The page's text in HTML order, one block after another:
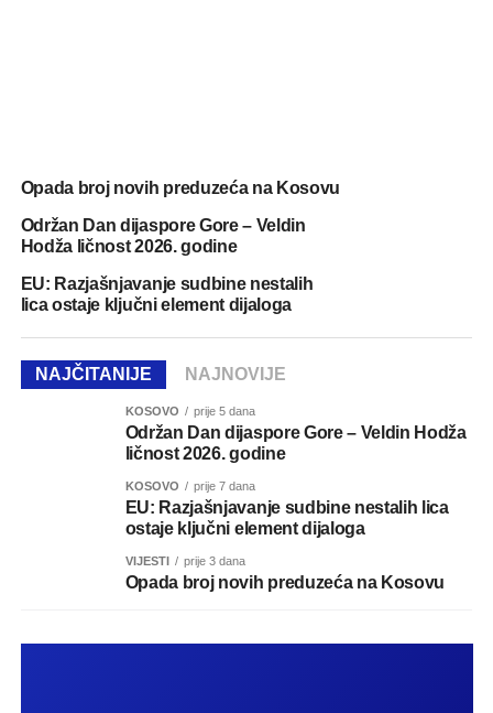
Opada broj novih preduzeća na Kosovu
Održan Dan dijaspore Gore – Veldin
Hodža ličnost 2026. godine
EU: Razjašnjavanje sudbine nestalih
lica ostaje ključni element dijaloga
NAJČITANIJE NAJNOVIJE
KOSOVO prije 5 dana
Održan Dan dijaspore Gore – Veldin Hodža
ličnost 2026. godine
KOSOVO prije 7 dana
EU: Razjašnjavanje sudbine nestalih lica
ostaje ključni element dijaloga
VIJESTI prije 3 dana
Opada broj novih preduzeća na Kosovu